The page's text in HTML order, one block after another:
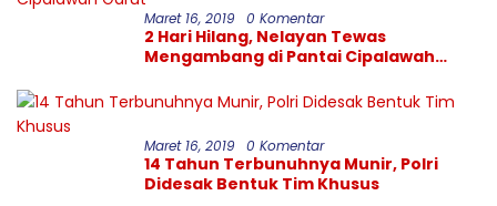
Maret 16, 2019 0 Komentar
2 Hari Hilang, Nelayan Tewas
Mengambang di Pantai Cipalawah
Maret 16, 2019 0 Komentar
14 Tahun Terbunuhnya Munir, Polri
Didesak Bentuk Tim Khusus